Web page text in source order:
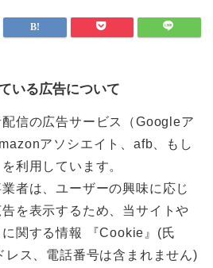
いる広告について
信の広告サービス（Googleア
アソシエイト、afb、もし
利用しています。
者は、ユーザーの興味に応じ
を表示するため、当サイトや
関する情報 『Cookie』(氏
レス、電話番号は含まれません)